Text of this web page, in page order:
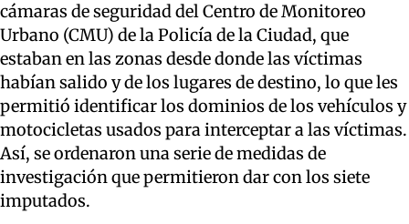
cámaras de seguridad del Centro de Monitoreo
Urbano (CMU) de la Policía de la Ciudad, que
estaban en las zonas desde donde las víctimas
habían salido y de los lugares de destino, lo que les
permitió identificar los dominios de los vehículos y
motocicletas usados para interceptar a las víctimas.
Así, se ordenaron una serie de medidas de
investigación que permitieron dar con los siete
imputados.